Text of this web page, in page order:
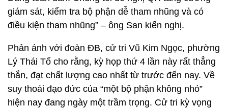
giám sát, kiểm tra bộ phận dễ tham nhũng và có
điều kiện tham nhũng” – ông San kiến nghị.
Phản ánh với đoàn ĐB, cử tri Vũ Kim Ngọc, phường
Lý Thái Tổ cho rằng, kỳ họp thứ 4 lần này rất thẳng
thắn, đạt chất lượng cao nhất từ trước đến nay. Về
suy thoái đạo đức của “một bộ phận không nhỏ”
hiện nay đang ngày một trầm trọng. Cử tri kỳ vọng